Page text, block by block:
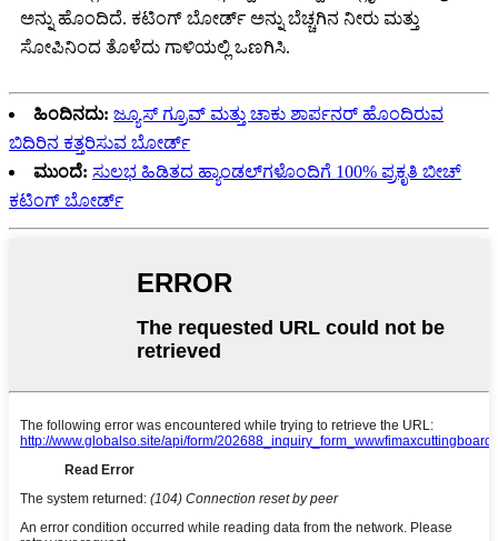
ಅನ್ನು ಹೊಂದಿದೆ. ಕಟಿಂಗ್ ಬೋರ್ಡ್ ಅನ್ನು ಬೆಚ್ಚಗಿನ ನೀರು ಮತ್ತು
ಸೋಪಿನಿಂದ ತೊಳೆದು ಗಾಳಿಯಲ್ಲಿ ಒಣಗಿಸಿ.
ಹಿಂದಿನದು: ಜ್ಯೂಸ್ ಗ್ರೂವ್ ಮತ್ತು ಚಾಕು ಶಾರ್ಪನರ್ ಹೊಂದಿರುವ
ಬಿದಿರಿನ ಕತ್ತರಿಸುವ ಬೋರ್ಡ್
ಮುಂದೆ: ಸುಲಭ ಹಿಡಿತದ ಹ್ಯಾಂಡಲ್‌ಗಳೊಂದಿಗೆ 100% ಪ್ರಕೃತಿ ಬೀಚ್
ಕಟಿಂಗ್ ಬೋರ್ಡ್